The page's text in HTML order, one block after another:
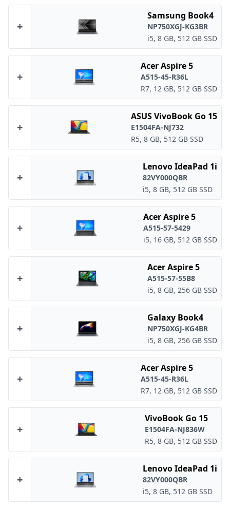
+
Samsung Book4
NP750XGJ-KG3BR
i5, 8 GB, 512 GB SSD
+
Acer Aspire 5
A515-45-R36L
R7, 12 GB, 512 GB SSD
+
ASUS VivoBook Go 15
E1504FA-NJ732
R5, 8 GB, 512 GB SSD
+
Lenovo IdeaPad 1i
82VY000QBR
i5, 8 GB, 512 GB SSD
+
Acer Aspire 5
A515-57-5429
i5, 16 GB, 512 GB SSD
+
Acer Aspire 5
A515-57-55B8
i5, 8 GB, 256 GB SSD
+
Galaxy Book4
NP750XGJ-KG4BR
i5, 8 GB, 256 GB SSD
+
Acer Aspire 5
A515-45-R36L
R7, 12 GB, 512 GB SSD
+
VivoBook Go 15
E1504FA-NJ836W
R5, 8 GB, 512 GB SSD
+
Lenovo IdeaPad 1i
82VY000QBR
i5, 8 GB, 512 GB SSD